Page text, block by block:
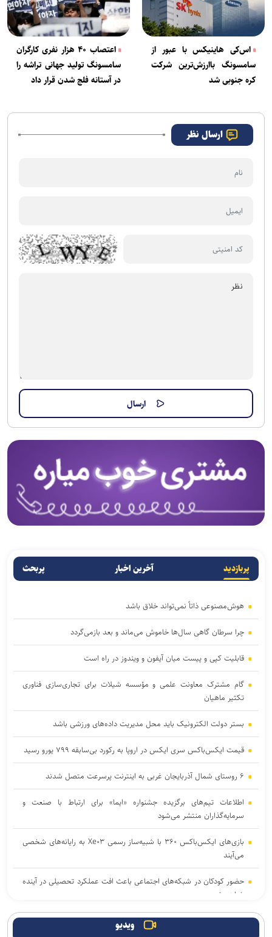
اس‌کی هاینیکس با عبور از
سامسونگ باارزش‌ترین شرکت
کره جنوبی شد
اعتصاب ۴۰ هزار نفری کارگران
سامسونگ تولید جهانی تراشه را
در آستانه فلج شدن قرار داد
ارسال نظر
پربازدید آخرین اخبار پربحث
هوش‌مصنوعی ذاتاً نمی‌تواند خلاق باشد
چرا سرطان گاهی سال‌ها خاموش می‌ماند و بعد بازمی‌گردد
قابلیت کپی و پیست میان آیفون و ویندوز در راه است
گام مشترک معاونت علمی و مؤسسه شیلات برای تجاری‌سازی فناوری
تکثیر ماهیان
بستر دولت الکترونیک باید محل مدیریت داده‌‌های ورزشی باشد
قیمت ایکس‌باکس سری ایکس در اروپا به رکورد بی‌سابقه ۷۹۹ یورو رسید
۶ روستای شمال آذربایجان غربی به اینترنت پرسرعت متصل شدند
اطلاعات تیم‌های برگزیده جشنواره «ایما» برای ارتباط با صنعت و
سرمایه‌گذاران منتشر می‌شود
بازی‌های ایکس‌باکس ۳۶۰ با شبیه‌ساز رسمی Xe۰۳ به رایانه‌های شخصی
می‌آیند
حضور کودکان در شبکه‌های اجتماعی باعث افت عملکرد تحصیلی در آینده
خواهد شد
۳ بازی جدید گیم‌پس ایکس‌باکس با استقبال بی‌نظیر کاربران روبه‌رو
ویدیو